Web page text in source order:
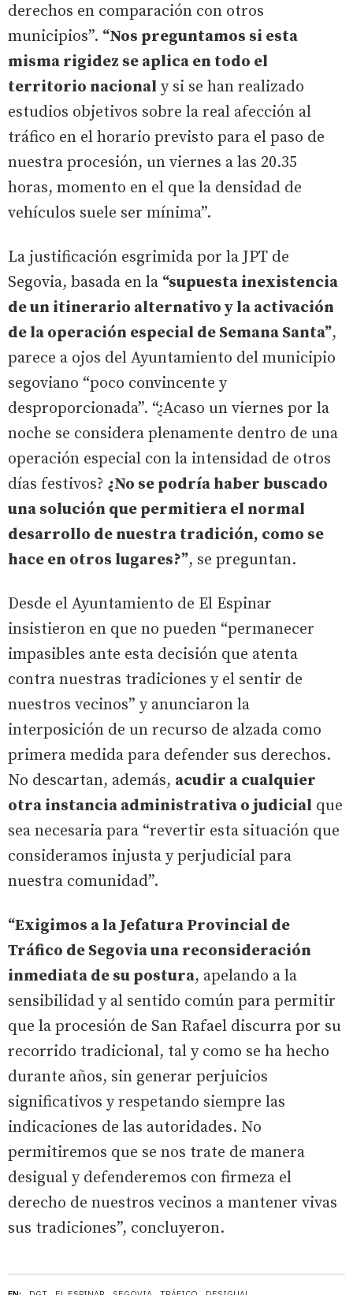
derechos en comparación con otros
municipios”. “Nos preguntamos si esta
misma rigidez se aplica en todo el
territorio nacional y si se han realizado
estudios objetivos sobre la real afección al
tráfico en el horario previsto para el paso de
nuestra procesión, un viernes a las 20.35
horas, momento en el que la densidad de
vehículos suele ser mínima”.
La justificación esgrimida por la JPT de
Segovia, basada en la “supuesta inexistencia
de un itinerario alternativo y la activación
de la operación especial de Semana Santa”,
parece a ojos del Ayuntamiento del municipio
segoviano “poco convincente y
desproporcionada”. “¿Acaso un viernes por la
noche se considera plenamente dentro de una
operación especial con la intensidad de otros
días festivos? ¿No se podría haber buscado
una solución que permitiera el normal
desarrollo de nuestra tradición, como se
hace en otros lugares?”, se preguntan.
Desde el Ayuntamiento de El Espinar
insistieron en que no pueden “permanecer
impasibles ante esta decisión que atenta
contra nuestras tradiciones y el sentir de
nuestros vecinos” y anunciaron la
interposición de un recurso de alzada como
primera medida para defender sus derechos.
No descartan, además, acudir a cualquier
otra instancia administrativa o judicial que
sea necesaria para “revertir esta situación que
consideramos injusta y perjudicial para
nuestra comunidad”.
“Exigimos a la Jefatura Provincial de
Tráfico de Segovia una reconsideración
inmediata de su postura, apelando a la
sensibilidad y al sentido común para permitir
que la procesión de San Rafael discurra por su
recorrido tradicional, tal y como se ha hecho
durante años, sin generar perjuicios
significativos y respetando siempre las
indicaciones de las autoridades. No
permitiremos que se nos trate de manera
desigual y defenderemos con firmeza el
derecho de nuestros vecinos a mantener vivas
sus tradiciones”, concluyeron.